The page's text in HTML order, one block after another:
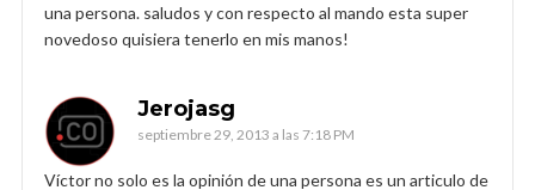
una persona. saludos y con respecto al mando esta super
novedoso quisiera tenerlo en mis manos!
Jerojasg
septiembre 29, 2013 a las 7:18 PM
Víctor no solo es la opinión de una persona es un articulo de